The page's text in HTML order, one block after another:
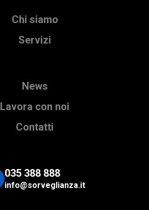
Chi siamo
Servizi
News
Lavora con noi
Contatti
035 388 888
info@sorveglianza.it